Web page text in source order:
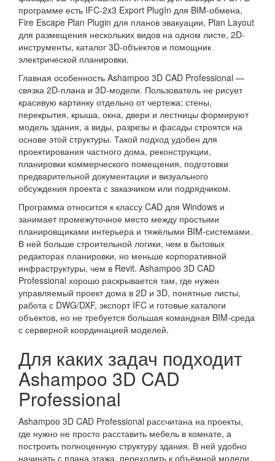
программе есть IFC-2x3 Export PlugIn для BIM-обмена,
Fire Escape Plan Plugin для планов эвакуации, Plan Layout
для размещения нескольких видов на одном листе, 2D-
инструменты, каталог 3D-объектов и помощник
электрической планировки.
Главная особенность Ashampoo 3D CAD Professional —
связка 2D-плана и 3D-модели. Пользователь не рисует
красивую картинку отдельно от чертежа: стены,
перекрытия, крыша, окна, двери и лестницы формируют
модель здания, а виды, разрезы и фасады строятся на
основе этой структуры. Такой подход удобен для
проектирования частного дома, реконструкции,
планировки коммерческого помещения, подготовки
предварительной документации и визуального
обсуждения проекта с заказчиком или подрядчиком.
Программа относится к классу CAD для Windows и
занимает промежуточное место между простыми
планировщиками интерьера и тяжёлыми BIM-системами.
В ней больше строительной логики, чем в бытовых
редакторах планировки, но меньше корпоративной
инфраструктуры, чем в Revit. Ashampoo 3D CAD
Professional хорошо раскрывается там, где нужен
управляемый проект дома в 2D и 3D, понятные листы,
работа с DWG/DXF, экспорт IFC и готовые каталоги
объектов, но не требуется большая командная BIM-среда
с серверной координацией моделей.
Для каких задач подходит
Ashampoo 3D CAD
Professional
Ashampoo 3D CAD Professional рассчитана на проекты,
где нужно не просто расставить мебель в комнате, а
построить полноценную структуру здания. В ней удобно
начинать с плана этажа, переходить к объёмной модели,